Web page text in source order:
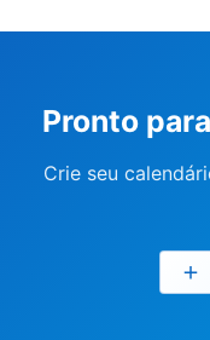
Pronto
Crie seu